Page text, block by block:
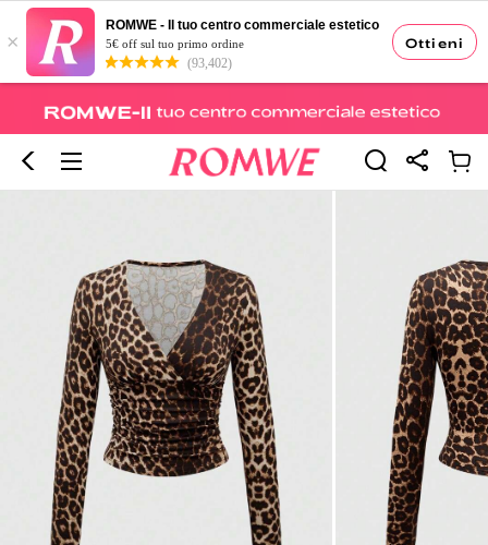
Ottieni
×
ROMWE - Il tuo centro commerciale estetico
5€ off sul tuo primo ordine
(93,402)